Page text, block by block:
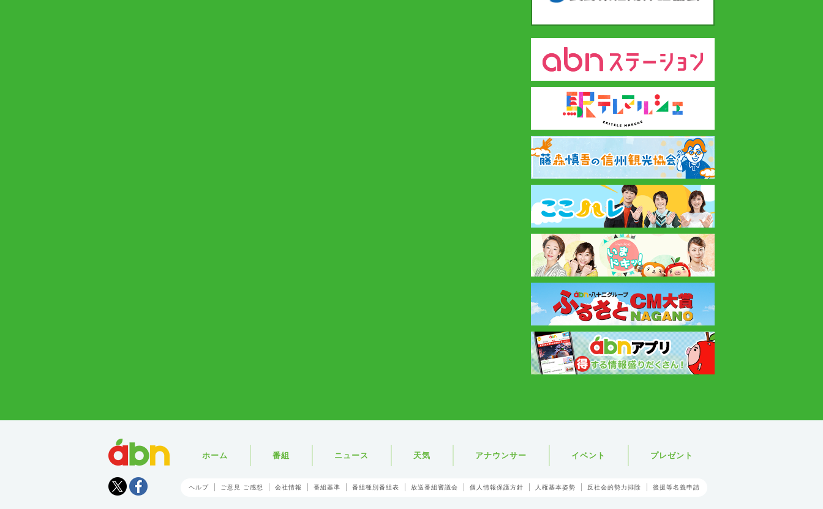
Tweet
ホーム 番組 ニュース 天気 アナウンサー イベント プレゼント
ヘルプ ご意見 ご感想 会社情報 番組基準 番組種別番組表 放送番組審議会 個人情報保護方針 人権基本姿勢 反社会的勢力排除 後援等名義申請